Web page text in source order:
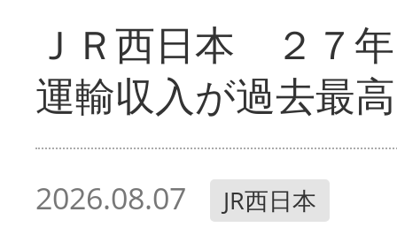
ＪＲ西日本 ２７
運輸収入が過去最高
2026.08.07 JR西日本